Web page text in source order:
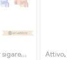
Attivo,